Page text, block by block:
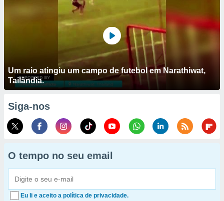
Um raio atingiu um campo de futebol em Narathiwat,
Tailândia.
Siga-nos
O tempo no seu email
Eu li e aceito a política de privacidade.